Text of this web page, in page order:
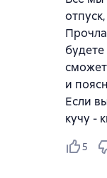
и
Если
кучу -
5